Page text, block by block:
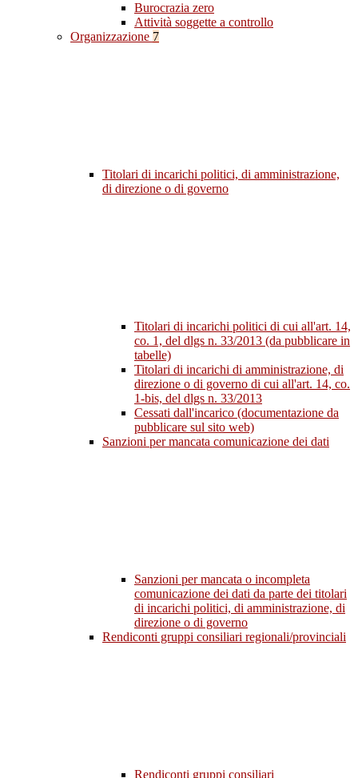
Burocrazia zero
Attività soggette a controllo
Organizzazione 7
Titolari di incarichi politici, di amministrazione,
di direzione o di governo
Titolari di incarichi politici di cui all'art. 14,
co. 1, del dlgs n. 33/2013 (da pubblicare in
tabelle)
Titolari di incarichi di amministrazione, di
direzione o di governo di cui all'art. 14, co.
1-bis, del dlgs n. 33/2013
Cessati dall'incarico (documentazione da
pubblicare sul sito web)
Sanzioni per mancata comunicazione dei dati
Sanzioni per mancata o incompleta
comunicazione dei dati da parte dei titolari
di incarichi politici, di amministrazione, di
direzione o di governo
Rendiconti gruppi consiliari regionali/provinciali
Rendiconti gruppi consiliari